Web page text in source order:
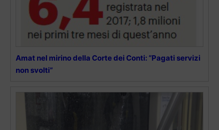
Amat nel mirino della Corte dei Conti: “Pagati servizi
non svolti”